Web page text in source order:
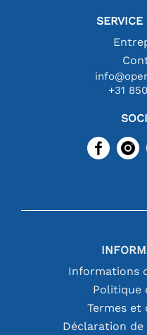
+31
Informations
Politique
Termes et
Déclaration